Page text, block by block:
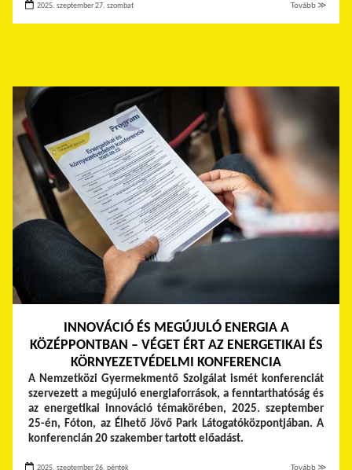
2025. szeptember 27. szombat Tovább ≫
INNOVÁCIÓ ÉS MEGÚJULÓ ENERGIA A
KÖZÉPPONTBAN – VÉGET ÉRT AZ ENERGETIKAI ÉS
KÖRNYEZETVÉDELMI KONFERENCIA
A Nemzetközi Gyermekmentő Szolgálat ismét konferenciát
szervezett a megújuló energiaforrások, a fenntarthatóság és
az energetikai innováció témakörében, 2025. szeptember
25-én, Fóton, az Élhető Jövő Park Látogatóközpontjában. A
konferencián 20 szakember tartott előadást.
2025. szeptember 26. péntek Tovább ≫